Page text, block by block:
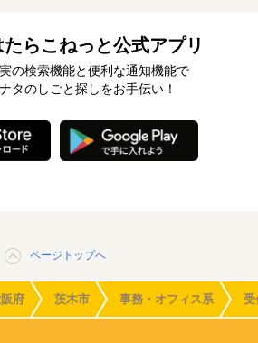
たらこねっと公式アプリ
の検索機能と便利な通知機能で
タのしごと探しをお手伝い！
ページトップへ
府 茨木市 事務・オフィス系 受